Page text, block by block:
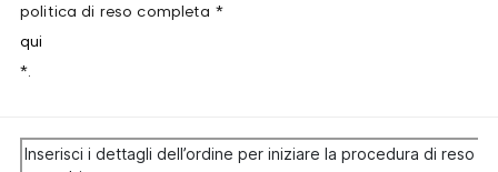
politica di reso completa *
qui
*.